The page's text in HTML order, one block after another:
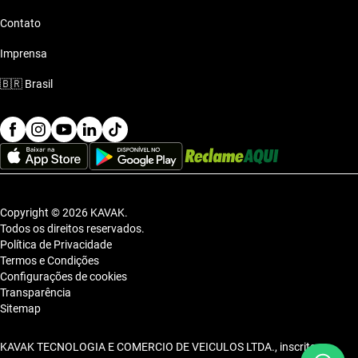
Contato
Imprensa
🇧🇷 Brasil
Copyright © 2026 KAVAK.
Todos os direitos reservados.
Política de Privacidade
Termos e Condições
Configurações de cookies
Transparência
Sitemap
KAVAK TECNOLOGIA E COMERCIO DE VEICULOS LTDA., inscrita no